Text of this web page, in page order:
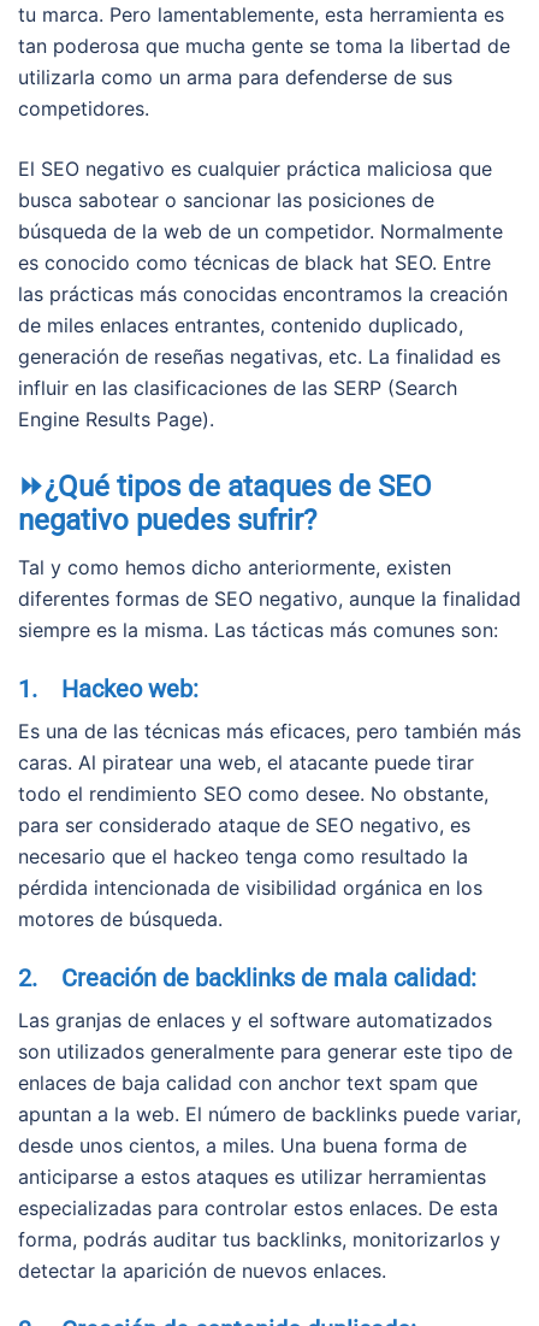
tu marca. Pero lamentablemente, esta herramienta es
tan poderosa que mucha gente se toma la libertad de
utilizarla como un arma para defenderse de sus
competidores.
El SEO negativo es cualquier práctica maliciosa que
busca sabotear o sancionar las posiciones de
búsqueda de la web de un competidor. Normalmente
es conocido como técnicas de black hat SEO. Entre
las prácticas más conocidas encontramos la creación
de miles enlaces entrantes, contenido duplicado,
generación de reseñas negativas, etc. La finalidad es
influir en las clasificaciones de las SERP (Search
Engine Results Page).
⏩¿Qué tipos de ataques de SEO
negativo puedes sufrir?
Tal y como hemos dicho anteriormente, existen
diferentes formas de SEO negativo, aunque la finalidad
siempre es la misma. Las tácticas más comunes son:
1. Hackeo web:
Es una de las técnicas más eficaces, pero también más
caras. Al piratear una web, el atacante puede tirar
todo el rendimiento SEO como desee. No obstante,
para ser considerado ataque de SEO negativo, es
necesario que el hackeo tenga como resultado la
pérdida intencionada de visibilidad orgánica en los
motores de búsqueda.
2. Creación de backlinks de mala calidad:
Las granjas de enlaces y el software automatizados
son utilizados generalmente para generar este tipo de
enlaces de baja calidad con anchor text spam que
apuntan a la web. El número de backlinks puede variar,
desde unos cientos, a miles. Una buena forma de
anticiparse a estos ataques es utilizar herramientas
especializadas para controlar estos enlaces. De esta
forma, podrás auditar tus backlinks, monitorizarlos y
detectar la aparición de nuevos enlaces.